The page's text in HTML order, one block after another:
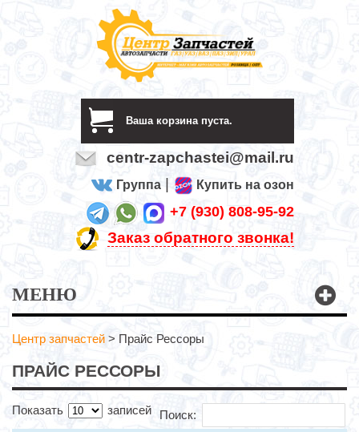
Ваша корзина пуста.
centr-zapchastei@mail.ru
Группа Купить на озон
+7 (930) 808-95-92
Заказ обратного звонка!
МЕНЮ
Центр запчастей > Прайс Рессоры
ПРАЙС РЕССОРЫ
Показать записей Поиск: